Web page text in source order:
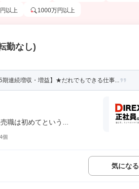
以上 1000万円以上
勤なし)
連続増収・増益】★だれでもできる仕事...
職は初めてという...
個
気になる